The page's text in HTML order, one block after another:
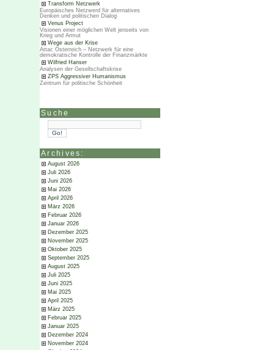
Transform Netzwerk
Europäisches Netzwerd für alternatives
Denken und politischen Dialog
Venus Project
Visionen einer möglichen Welt jenseits von
Krieg und Armut
Wege aus der Krise
Attac Österreich – Netzwerk für eine
demokratische Kontrolle der Finanzmärkte
Wilfried Hanser
Analysen der Gesellschaftskrise
ZPS Aggressiver Humanismus
Zentrum für politische Schönheit
Suche
Archives:
August 2026
Juli 2026
Juni 2026
Mai 2026
April 2026
März 2026
Februar 2026
Januar 2026
Dezember 2025
November 2025
Oktober 2025
September 2025
August 2025
Juli 2025
Juni 2025
Mai 2025
April 2025
März 2025
Februar 2025
Januar 2025
Dezember 2024
November 2024